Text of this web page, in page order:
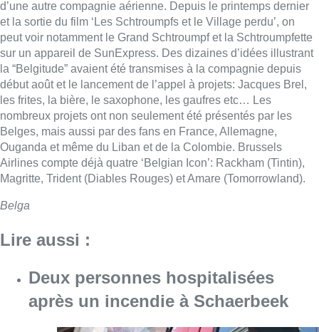
d’une autre compagnie aérienne. Depuis le printemps dernier
et la sortie du film ‘Les Schtroumpfs et le Village perdu’, on
peut voir notamment le Grand Schtroumpf et la Schtroumpfette
sur un appareil de SunExpress. Des dizaines d’idées illustrant
la “Belgitude” avaient été transmises à la compagnie depuis
début août et le lancement de l’appel à projets: Jacques Brel,
les frites, la bière, le saxophone, les gaufres etc… Les
nombreux projets ont non seulement été présentés par les
Belges, mais aussi par des fans en France, Allemagne,
Ouganda et même du Liban et de la Colombie. Brussels
Airlines compte déjà quatre ‘Belgian Icon’: Rackham (Tintin),
Magritte, Trident (Diables Rouges) et Amare (Tomorrowland).
Belga
Lire aussi :
Deux personnes hospitalisées
après un incendie à Schaerbeek